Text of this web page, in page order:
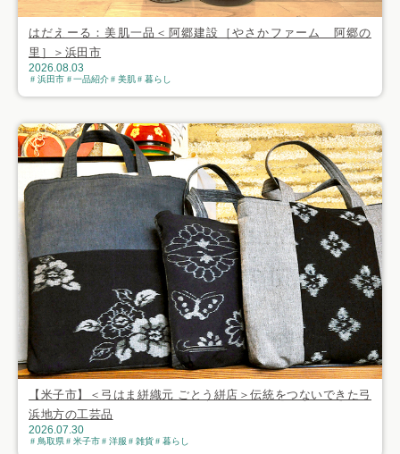
はだえーる：美肌一品＜阿郷建設［やさかファーム 阿郷の
里］＞浜田市
2026.08.03
浜田市 一品紹介 美肌 暮らし
【米子市】＜弓はま絣織元 ごとう絣店＞伝統をつないできた弓
浜地方の工芸品
2026.07.30
鳥取県 米子市 洋服 雑貨 暮らし